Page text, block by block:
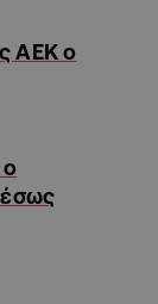
ΑΕΚ ο
ο